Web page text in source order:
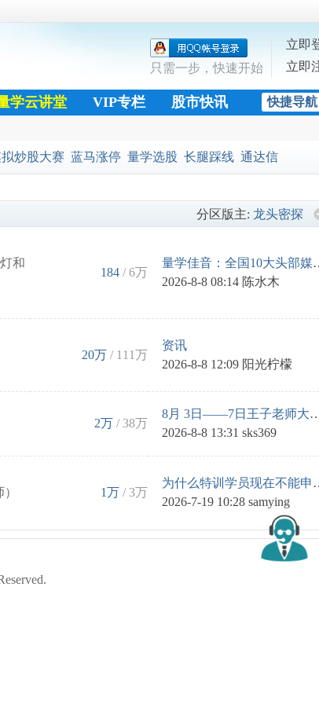
立即
立即
只需一步，快速开始
快捷导航
学云讲堂 VIP专栏
股市快讯
炒股大赛 蓝马涨停 量学选股 长腿踩线 通达信
分区版主: 龙头密探
和
184 /6万
量学佳音
2026-8-8 08:14 陈水木
20万 / 111万
资讯
2026-8-8 12:09 阳光柠檬
2万 / 38万
8月 3日——7日王子
2026-8-8 13:31 sks369
1万 / 3万
为什么特
2026-7-19 10:28 samying